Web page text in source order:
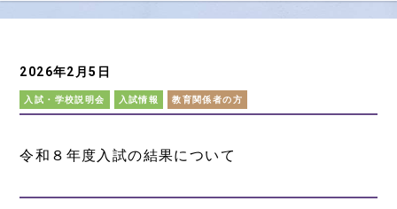
2026年2月5日
入試・学校説明会 入試情報 教育関係者の方
令和８年度入試の結果について